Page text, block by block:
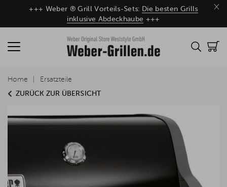
×
+++ Weber ® Grill Vorteils-Sets: Die besten Grills
inklusive Abdeckhaube +++
ZURÜCK ZUR ÜBERSICHT
Home Ersatzteile